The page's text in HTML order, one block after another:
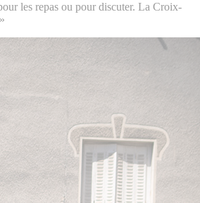
les repas ou pour discuter. La Croix-
»